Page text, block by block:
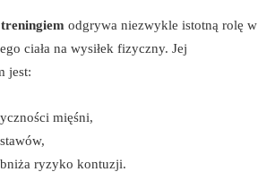
odgrywa niezwykle istotną rolę w
ciała na wysiłek fizyczny. Jej
jest:
mięśni,
ryzyko kontuzji.